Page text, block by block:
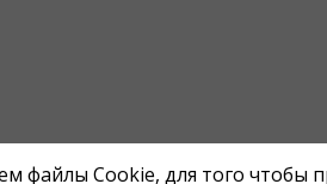
файлы Cookie, для того чтобы